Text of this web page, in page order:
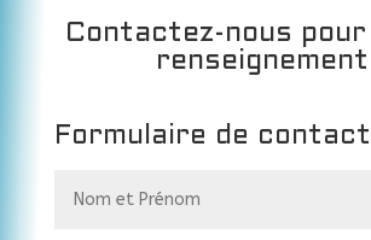
Contactez-nous pour
Formulaire de contact